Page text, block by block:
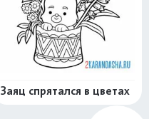
Заяц спрятался в цветах